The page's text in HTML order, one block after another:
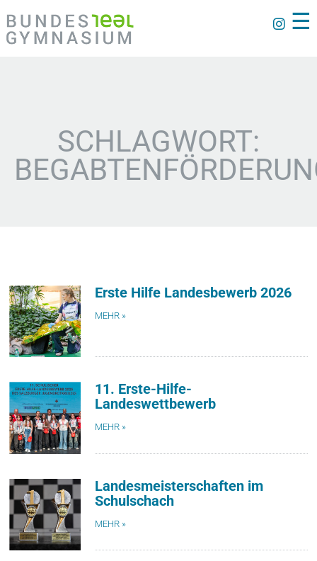
☰
SCHLAGWORT:
Erste Hilfe Landesbewerb 2026
MEHR »
11. Erste-Hilfe-
Landeswettbewerb
MEHR »
Landesmeisterschaften im
Schulschach
MEHR »